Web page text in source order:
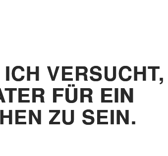
VERSUCHT,
FÜR EIN
ZU SEIN.